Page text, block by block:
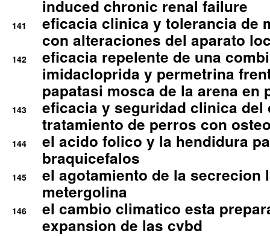
induced chronic renal failure
141
eficacia clinica y tolerancia de
con alteraciones del aparato
142
eficacia repelente de una
imidacloprida y permetrina
papatasi mosca de la arena en
143
eficacia y seguridad clinica del
tratamiento de perros con
144
el acido folico y la hendidura
braquicefalos
145
el agotamiento de la secrecion
metergolina
146
el cambio climatico esta
expansion de las cvbd